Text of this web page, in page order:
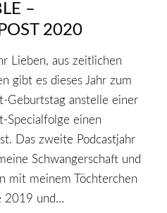
–
2020
Lieben, aus zeitlichen
gibt es dieses Jahr zum
Geburtstag anstelle einer
Specialfolge einen
Das zweite Podcastjahr
Schwangerschaft und
mit meinem Töchterchen
2019 und…